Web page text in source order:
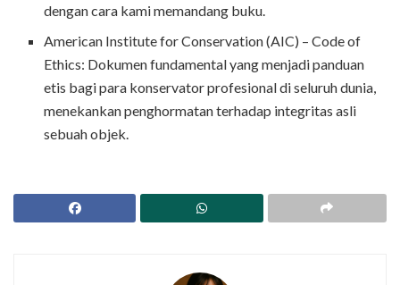
dengan cara kami memandang buku.
American Institute for Conservation (AIC) – Code of
Ethics: Dokumen fundamental yang menjadi panduan
etis bagi para konservator profesional di seluruh dunia,
menekankan penghormatan terhadap integritas asli
sebuah objek.